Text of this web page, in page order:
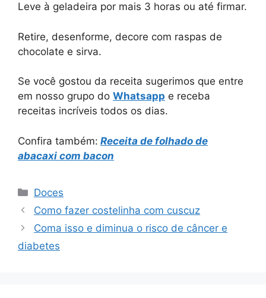
Leve à geladeira por mais 3 horas ou até firmar.
Retire, desenforme, decore com raspas de
chocolate e sirva.
Se você gostou da receita sugerimos que entre
em nosso grupo do Whatsapp e receba
receitas incríveis todos os dias.
Confira também: Receita de folhado de
abacaxi com bacon
Categorias
Doces
Como fazer costelinha com cuscuz
Coma isso e diminua o risco de câncer e
diabetes